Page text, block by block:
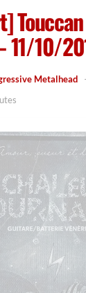
11/10/
Metalhead